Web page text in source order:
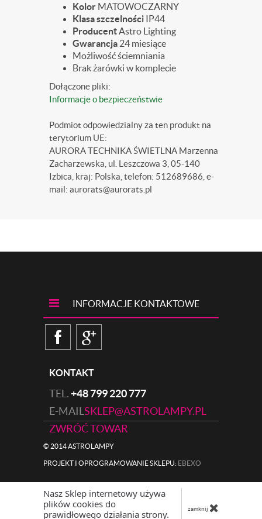
Kolor MATOWOCZARNY
Klasa szczelności IP44
ProducentAstro Lighting
Gwarancja 24 miesiące
Możliwość ściemniania
Brak żarówki w komplecie
Dołączone pliki:
Informacje o bezpieczeństwie
Podmiot odpowiedzialny za ten produkt na
terytorium UE:
AURORA TECHNIKA ŚWIETLNA Marzenna
Zacharzewska, ul. Leszczowa 3, 05-140
Izbica, kraj: Polska, telefon: 512689686, e-
mail: aurorats@aurorats.pl
INFORMACJE KONTAKTOWE
KONTAKT
TEL.+48 799 220 777
E-MAIL SKLEP@ASTROLAMPY.PL
ZWRÓĆ TOWAR
© 2014 ASTROLAMPY
|
PROJEKT I OPROGRAMOWANIE SKLEPU: EBEXO
Nasz Sklep internetowy używa
plików cookies do
prawidłowego działania strony.
zamknij